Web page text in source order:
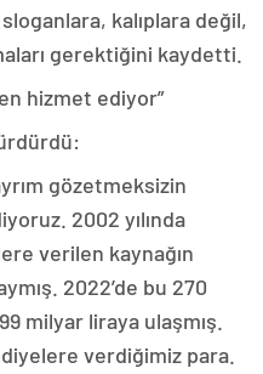
kalıplara değil,
gerektiğini kaydetti.
hizmet ediyor”
gözetmeksizin
2002 yılında
verilen kaynağın
2022’de bu 270
milyar liraya ulaşmış.
verdiğimiz para.